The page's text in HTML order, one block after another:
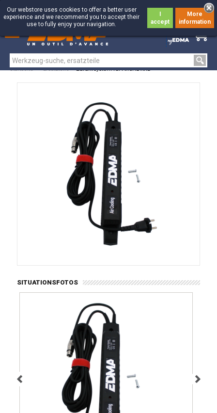
0
0
Our webstore uses cookies to offer a better user
experience and we recommend you to accept their
use to fully enjoy your navigation.
accept
More
information
Startseite > Ersatzteile > Zuführsystem für ARCHE XXL
SITUATIONSFOTOS